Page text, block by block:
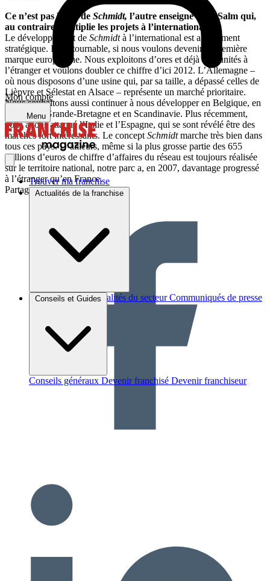
Mon compte
Menu
Trouver ma franchise
Actualités de la franchise
Brèves et actus Actualités du secteur Communiqués de presse
Conseils et Guides
Conseils généraux Devenir franchisé Devenir franchiseur
Ce n’est pas le cas de Schmidt, l’autre enseigne de la Salm qui,
au contraire, multiplie les projets à l’international…
Le développement de Schmidtà l’international est absolument
stratégique. Incontournable, si nous voulons devenir la première
marque européenne. Nous exploitons d’ores et déjà 147 unités à
l’étranger et voulons doubler ce chiffre d’ici 2012. L’Allemagne –
où nous disposons d’une usine qui, par sa taille, a dépassé celles de
Lièpvre et Sélestat en Alsace – représente un marché prioritaire.
Nous souhaitons aussi continuer à nous développer en Belgique, en
Suisse, en Grande-Bretagne et en Scandinavie. Plus récemment,
nous avons attaqué l’Italie et l’Espagne, qui se sont révélé être des
marchés fort intéressants. Le concept Schmidtmarche très bien dans
tous ces pays. D’ailleurs, même si la plus grosse partie des 655
millions d’euros de chiffre d’affaires du réseau est toujours réalisée
sur le territoire national, notre parc a, en 2007, davantage progressé
à l’étranger qu’en France.
Partager sur :